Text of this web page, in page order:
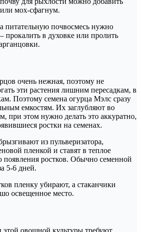
мох-сфагнум.
питательную почвосмесь нужно
прокалить в духовке или пролить
очень нежная, поэтому не
эти растения лишним пересадкам, в
Поэтому семена огурца Мэлс сразу
емкостям. Их заглубляют во
при этом нужно делать это аккуратно,
ростки на семенах.
из пульверизатора,
пленкой и ставят в теплое
появления ростков. Обычно семенной
5-6 дней.
пленку убирают, а стаканчики
освещенное место.
овощной культуры требуют